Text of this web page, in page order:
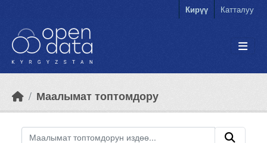
Кирүү Катталуу
Маалымат топтомдору